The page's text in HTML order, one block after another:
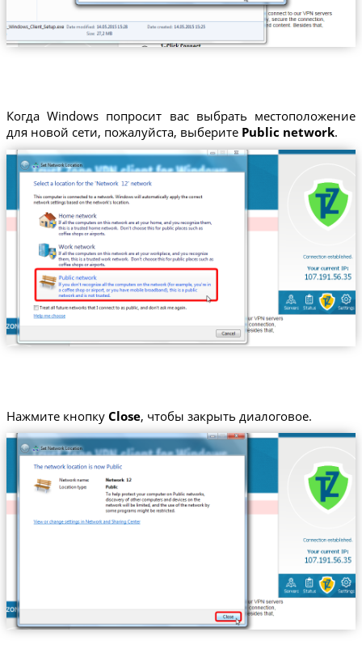
Когда Windows попросит вас выбрать местоположение
для новой сети, пожалуйста, выберите Public network.
Нажмите кнопку Close, чтобы закрыть диалоговое.